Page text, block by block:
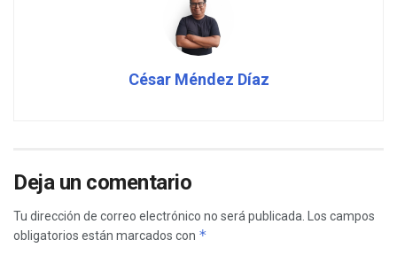
César Méndez Díaz
Deja un comentario
Tu dirección de correo electrónico no será publicada. Los campos
obligatorios están marcados con *